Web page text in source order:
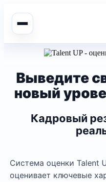
Выведите
новый
Кадровый
Система оценки Talent
оценивает ключевые